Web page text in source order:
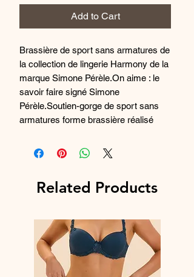
Add to Cart
Brassière de sport sans armatures de
la collection de lingerie Harmony de la
marque Simone Pérèle.On aime : le
savoir faire signé Simone
Pérèle.Soutien-gorge de sport sans
armatures forme brassière réalisé
et respirante au séchage
rapide.L’incrustation de fil lurex rosé
dentelle élastique, apporte à la ligne
sensualité inattendue.La brassière
légère, sans armatures, assure un
bon maintien, souple et discret pour
une grande liberté de
mouvement.Maille adaptée au sport :
Related Products